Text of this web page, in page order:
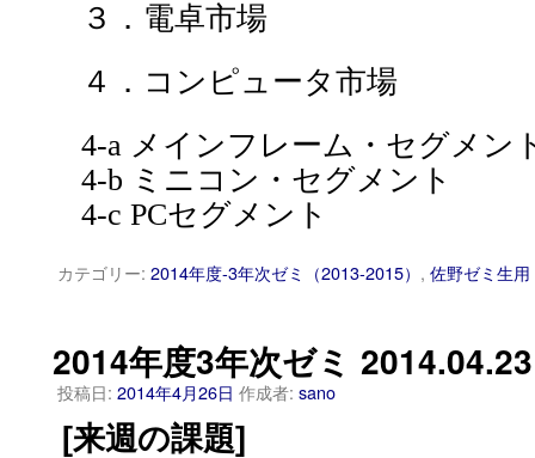
３．電卓市場
４．コンピュータ市場
4-a メインフレーム・セグメン
4-b ミニコン・セグメント
4-c PCセグメント
カテゴリー: 2014年度-3年次ゼミ（2013-2015） , 佐野ゼミ生用
2014年度3年次ゼミ 2014.04.23
投稿日: 2014年4月26日 作成者: sano
[来週の課題]